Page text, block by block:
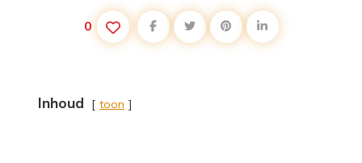
0
Inhoud toon